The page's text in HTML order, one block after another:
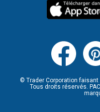
© Trader Corporation
Tous droits réservés.